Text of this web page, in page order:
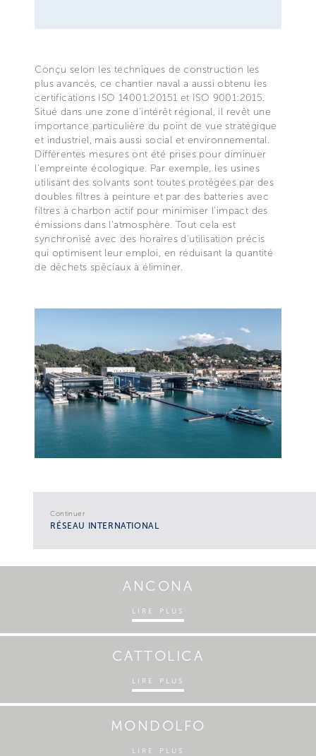
Conçu selon les techniques de construction les
plus avancés, ce chantier naval a aussi obtenu les
certifications ISO 14001:20151 et ISO 9001:2015.
Situé dans une zone d'intérêt régional, il revêt une
importance particulière du point de vue stratégique
et industriel, mais aussi social et environnemental.
Différentes mesures ont été prises pour diminuer
l'empreinte écologique. Par exemple, les usines
utilisant des solvants sont toutes protégées par des
doubles filtres à peinture et par des batteries avec
filtres à charbon actif pour minimiser l'impact des
émissions dans l'atmosphère. Tout cela est
synchronisé avec des horaires d'utilisation précis
qui optimisent leur emploi, en réduisant la quantité
de déchets spéciaux à éliminer.
Continuer
RÉSEAU INTERNATIONAL
ANCONA
LIRE PLUS
CATTOLICA
LIRE PLUS
MONDOLFO
LIRE PLUS